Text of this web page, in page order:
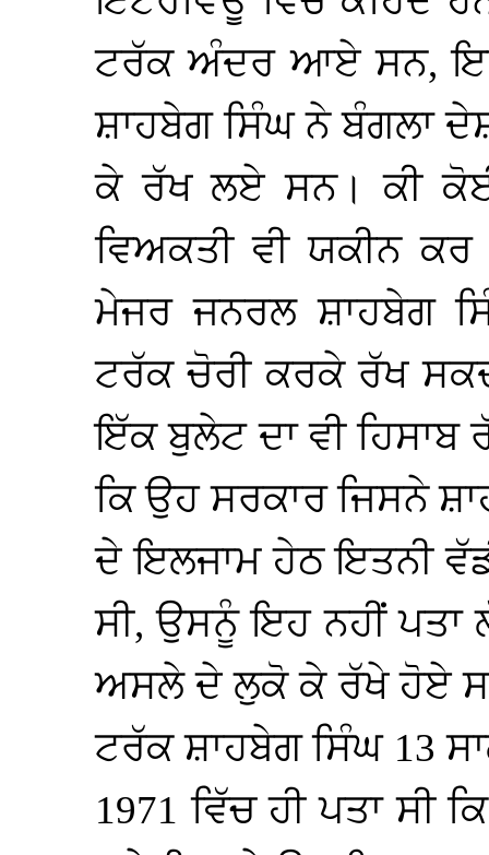
ਟਰੱਕ ਅੰਦਰ ਆਏ ਸਨ,
ਸ਼ਾਹਬੇਗ ਸਿੰਘ ਨੇ ਬੰਗਲਾ
ਕੇ ਰੱਖ ਲਏ ਸਨ। ਕੀ ਕੋਈ
ਵਿਅਕਤੀ ਵੀ ਯਕੀਨ
ਮੇਜਰ ਜਨਰਲ ਸ਼ਾਹਬੇਗ
ਟਰੱਕ ਚੋਰੀ ਕਰਕੇ ਰੱਖ
ਇੱਕ ਬੁਲੇਟ ਦਾ ਵੀ ਹਿਸਾਬ
ਕਿ ਉਹ ਸਰਕਾਰ ਜਿਸਨੇ
ਦੇ ਇਲਜਾਮ ਹੇਠ ਇਤਨੀ
ਸੀ, ਉਸਨੂੰ ਇਹ ਨਹੀਂ ਪਤਾ
ਅਸਲੇ ਦੇ ਲੁਕੋ ਕੇ ਰੱਖੇ ਹੋਏ
ਟਰੱਕ ਸ਼ਾਹਬੇਗ ਸਿੰਘ 13
1971 ਵਿੱਚ ਹੀ ਪਤਾ ਸੀ